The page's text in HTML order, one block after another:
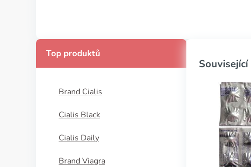
Top produktů
Brand Cialis
Cialis Black
Cialis Daily
Brand Viagra